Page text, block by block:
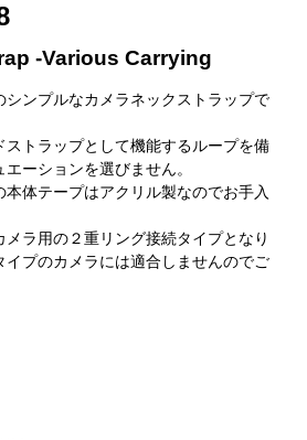
-Various Carrying
シンプルなカメラネックストラップで
ストラップとして機能するループを備
ーションを選びません。
体テープはアクリル製なのでお手入
ラ用の２重リング接続タイプとなり
イプのカメラには適合しませんのでご